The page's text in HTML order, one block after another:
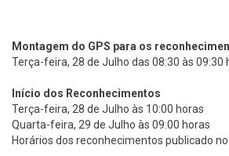
Montagem do GPS para os
Terça-feira, 28 de Julho das 08:30 às 09:30
Início dos
Terça-feira, 28 de Julho às 10:00
Quarta-feira, 29 de Julho às 09:00 horas
Horários dos reconhecimentos publicado no